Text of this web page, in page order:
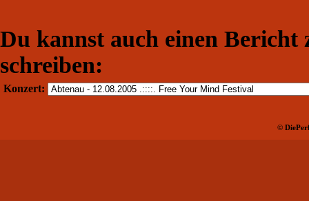
Du kannst auch einen Bericht
schreiben:
Konzert:
©